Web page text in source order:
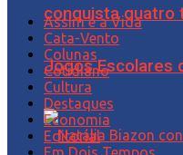
conquista quatro
Jogos Escolares
Assim é a Vida
Cata-Vento
Colunas
Cotidiano
Cultura
Destaques
Economia
Editorial